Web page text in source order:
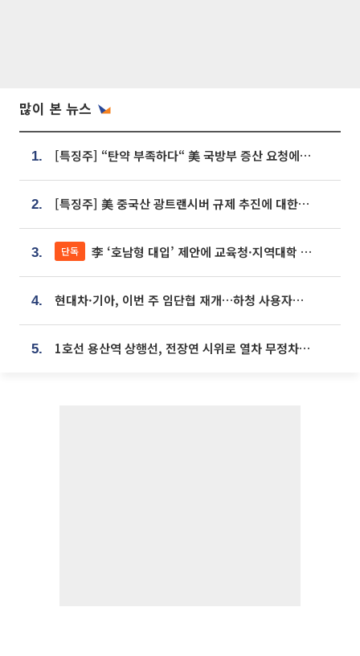
많이 본 뉴스
1. [특징주] “탄약 부족하다“ 美 국방부 증산 요청에⋯국내 방산주 급등세
2. [특징주] 美 중국산 광트랜시버 규제 추진에 대한광통신 등 광통신株 강세
3. 단독 李 ‘호남형 대입’ 제안에 교육청·지역대학 서·논술형 입시 연계 '착수'
4. 현대차·기아, 이번 주 임단협 재개…하청 사용자성 재심도 ‘변수’
5. 1호선 용산역 상행선, 전장연 시위로 열차 무정차 운행